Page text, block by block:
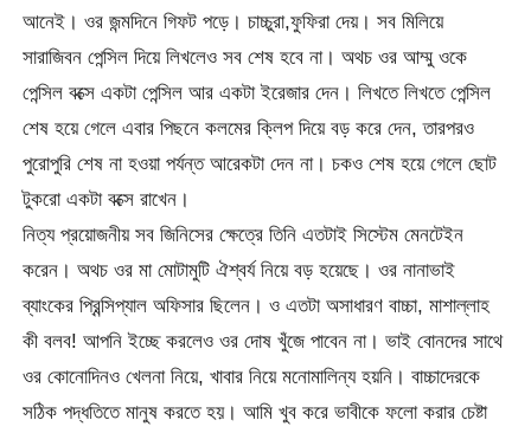
আনেই। ওর জন্মদিনে গিফট পড়ে। চাচ্চুরা,ফুফিরা দেয়। সব মিলিয়ে
সারাজিবন পেন্সিল দিয়ে লিখলেও সব শেষ হবে না। অথচ ওর আম্মু ওকে
পেন্সিল বক্সে একটা পেন্সিল আর একটা ইরেজার দেন। লিখতে লিখতে পেন্সিল
শেষ হয়ে গেলে এবার পিছনে কলমের ক্লিপ দিয়ে বড় করে দেন, তারপরও
পুরোপুরি শেষ না হওয়া পর্যন্ত আরেকটা দেন না। চকও শেষ হয়ে গেলে ছোট
টুকরো একটা বক্সে রাখেন।
নিত্য প্রয়োজনীয় সব জিনিসের ক্ষেত্রে তিনি এতটাই সিস্টেম মেনটেইন
করেন। অথচ ওর মা মোটামুটি ঐশ্বর্য নিয়ে বড় হয়েছে। ওর নানাভাই
ব্যাংকের প্রিন্সিপ্যাল অফিসার ছিলেন। ও এতটা অসাধারণ বাচ্চা, মাশাল্লাহ
কী বলব! আপনি ইচ্ছে করলেও ওর দোষ খুঁজে পাবেন না। ভাই বোনদের সাথে
ওর কোনোদিনও খেলনা নিয়ে, খাবার নিয়ে মনোমালিন্য হয়নি। বাচ্চাদেরকে
সঠিক পদ্ধতিতে মানুষ করতে হয়। আমি খুব করে ভাবীকে ফলো করার চেষ্টা